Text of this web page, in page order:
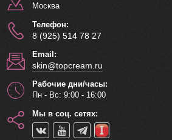
Объем: 200 мл
Москва
Телефон:
8 (925) 514 78 27
Email:
skin@topcream.ru
Рабочие дни/часы:
Пн - Вс: 9:00 - 16:00
Мы в соц. сетях: